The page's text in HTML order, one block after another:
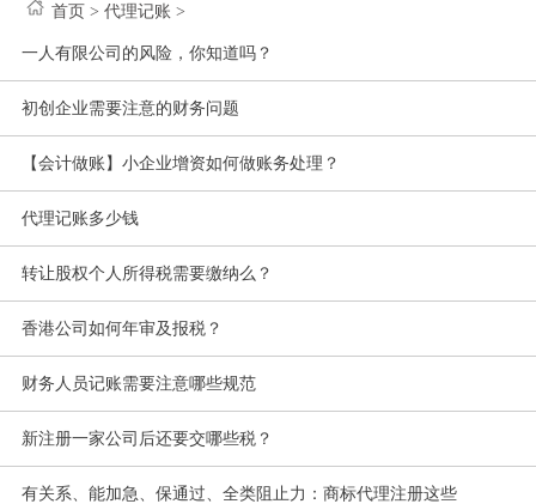
首页 >代理记账 >
一人有限公司的风险，你知道吗？
初创企业需要注意的财务问题
【会计做账】小企业增资如何做账务处理？
代理记账多少钱
转让股权个人所得税需要缴纳么？
香港公司如何年审及报税？
财务人员记账需要注意哪些规范
新注册一家公司后还要交哪些税？
有关系、能加急、保通过、全类阻止力：商标代理注册这些